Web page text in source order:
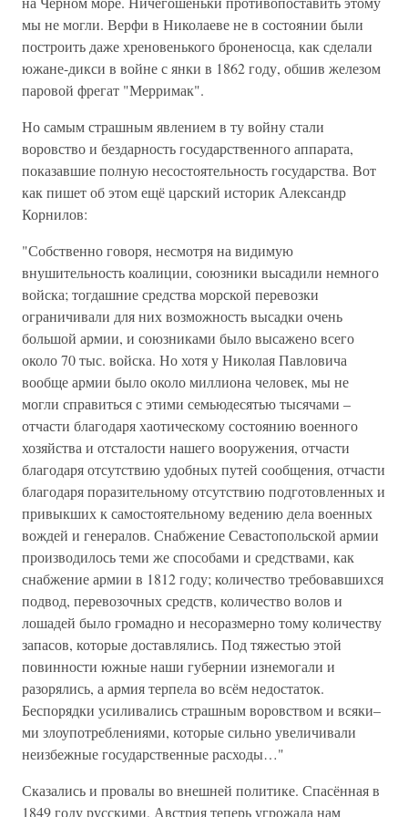
мы не могли. Верфи в Николаеве не в состоянии были
построить даже хреновенького броненосца, как сделали
южане-дикси в войне с янки в 1862 году, обшив железом
паровой фрегат "Мерримак".
Но самым страшным явлением в ту войну стали
воровство и бездарность государственного аппарата,
показавшие полную несостоятельность государства. Вот
как пишет об этом ещё царский историк Александр
Корнилов:
"Собственно говоря, несмотря на видимую
внушительность коалиции, союзники высадили немного
войска; тогдашние средства морской перевозки
ограничивали для них возможность высадки очень
большой армии, и союзниками было высажено всего
около 70 тыс. войска. Но хотя у Николая Павловича
вообще армии было около миллиона человек, мы не
могли справиться с этими семьюдесятью тысячами –
отчасти благодаря хаотическому состоянию военного
хозяйства и отсталости нашего вооружения, отчасти
благодаря отсутствию удобных путей сообщения, отчасти
благодаря поразительному отсутствию подготовленных и
привыкших к самостоятельному ведению дела военных
вождей и генералов. Снабжение Севастопольской армии
производилось теми же способами и средствами, как
снабжение армии в 1812 году; количество требовавшихся
подвод, перевозочных средств, количество волов и
лошадей было громадно и несоразмерно тому количеству
запасов, которые доставлялись. Под тяжестью этой
повинности южные наши губернии изнемогали и
разорялись, а армия терпела во всём недостаток.
Беспорядки усиливались страшным воровством и всяки–
ми злоупотреблениями, которые сильно увеличивали
неизбежные государственные расходы…"
Сказались и провалы во внешней политике. Спасённая в
1849 году русскими, Австрия теперь угрожала нам